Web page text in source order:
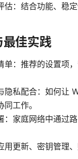
估：结合功能、稳
佳实践
单：推荐的设置项
隐私配合：如何让
工作。
：家庭网络中通过
用更新、密钥管理